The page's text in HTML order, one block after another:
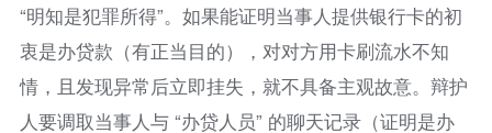
“明知是犯罪所得”。如果能证明当事人提供银行卡的初
衷是办贷款（有正当目的），对对方用卡刷流水不知
情，且发现异常后立即挂失，就不具备主观故意。辩护
人要调取当事人与 “办贷人员” 的聊天记录（证明是办